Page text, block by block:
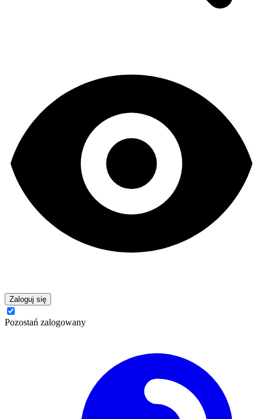
Zaloguj się
Pozostań zalogowany